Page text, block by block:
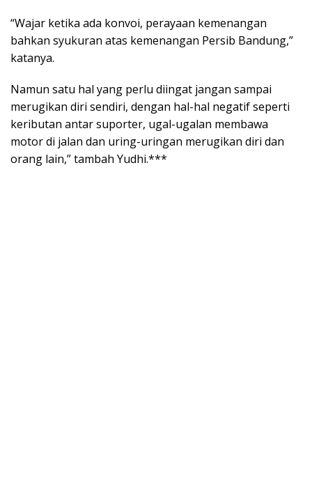
“Wajar ketika ada konvoi, perayaan kemenangan
bahkan syukuran atas kemenangan Persib Bandung,”
katanya.
Namun satu hal yang perlu diingat jangan sampai
merugikan diri sendiri, dengan hal-hal negatif seperti
keributan antar suporter, ugal-ugalan membawa
motor di jalan dan uring-uringan merugikan diri dan
orang lain,” tambah Yudhi.***